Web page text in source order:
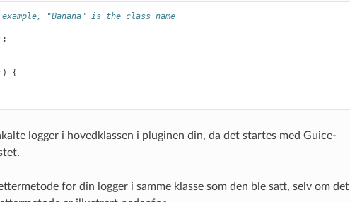
"Banana" is the class name
;
)
{
logger i hovedklassen i pluginen din, da det startes med Guice-
for din logger i samme klasse som den ble satt, selv om det